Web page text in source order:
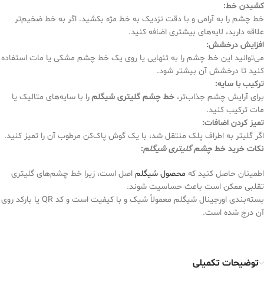
کشیدن خط:
خط چشم را به آرامی و با دقت نزدیک به خط مژه بکشید. اگر به خط ضخیم‌تر
علاقه دارید، لایه‌های بیشتری اضافه کنید.
افزایش درخشش:
می‌توانید این خط چشم را به تنهایی یا روی یک خط چشم مشکی یا مات استفاده
کنید تا درخشش آن بیشتر شود.
ترکیب با سایه:
برای آرایش چشم جذاب‌تر، خط چشم گلیتری شیگلم را با سایه‌های متالیک یا
مات ترکیب کنید.
تمیز کردن اضافات:
اگر گلیتر به اطراف پلک منتقل شد، با یک گوش پاک‌کن مرطوب آن را تمیز کنید.
نکات خرید خطچشم گلیتری شیگلم:
اطمینان حاصل کنید که محصول شیگلم اصل است، زیرا خط چشم‌های گلیتری
تقلبی ممکن است باعث حساسیت شوند.
بسته‌بندی اورجینال شیگلم معمولاً شیک و با کیفیت است و کد QR یا بارکد روی
آن درج شده است.
توضیحات تکمیلی